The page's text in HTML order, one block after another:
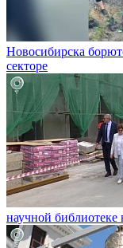
Новосибирска
секторе
научной библиотеке